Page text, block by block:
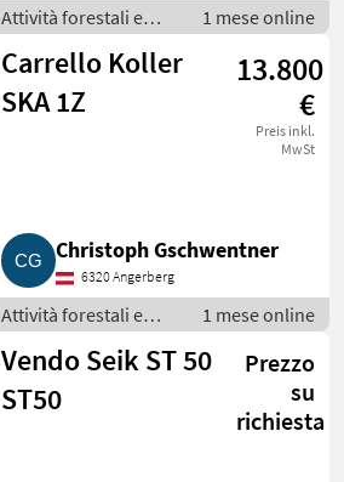
Attività forestali e
lavorazione del legno
/ Impianti a fune per
esbosco
1 mese online
Carrello Koller
SKA 1Z
13.800
€
Preis inkl.
MwSt
Christoph Gschwentner
6320 Angerberg
Attività forestali e
lavorazione del legno
/ Impianti a fune per
esbosco
1 mese online
Vendo Seik ST 50
ST50
Prezzo
su
richiesta